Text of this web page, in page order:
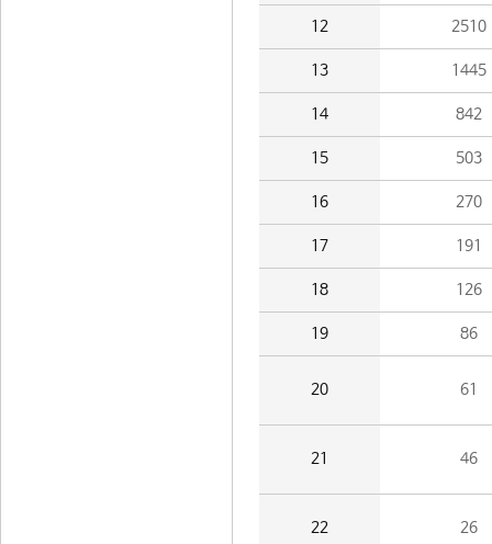
12 2510
13 1445
14 842
15 503
16 270
17 191
18 126
19 86
20 61
21 46
22 26